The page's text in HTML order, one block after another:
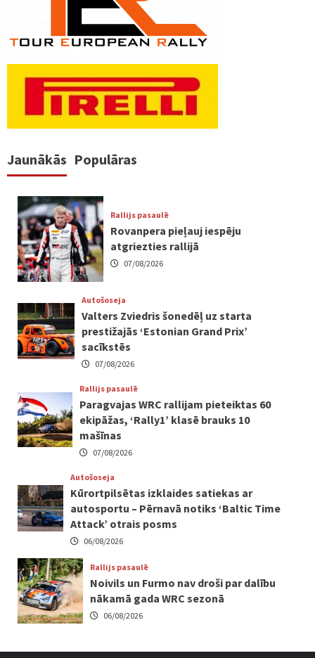
Jaunākās Populāras
Rallijs pasaulē
Rovanpera pieļauj iespēju
atgriezties rallijā
07/08/2026
Autošoseja
Valters Zviedris šonedēļ uz starta
prestižajās ‘Estonian Grand Prix’
sacīkstēs
07/08/2026
Rallijs pasaulē
Paragvajas WRC rallijam pieteiktas 60
ekipāžas, ‘Rally1’ klasē brauks 10
mašīnas
07/08/2026
Autošoseja
Kūrortpilsētas izklaides satiekas ar
autosportu – Pērnavā notiks ‘Baltic Time
Attack’ otrais posms
06/08/2026
Rallijs pasaulē
Noivils un Furmo nav droši par dalību
nākamā gada WRC sezonā
06/08/2026